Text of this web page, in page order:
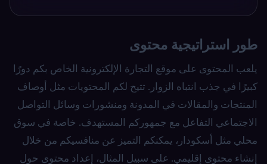
طور استراتيجية محتوى
يلعب المحتوى على موقع التجارة الإلكترونية الخاص بكم دورًا
كبيرًا في جذب انتباه الزوار. تتيح لكم المحتويات مثل أوصاف
المنتجات والمقالات في المدونة ومنشورات وسائل التواصل
الاجتماعي التفاعل مع جمهوركم المستهدف. خاصة في سوق
محلي مثل أسكودار، يمكنكم التميز عن منافسيكم من خلال
إنشاء محتوى إقليمي. على سبيل المثال، إعداد محتوى حول